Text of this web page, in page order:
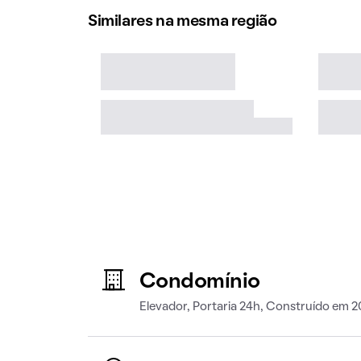
Similares na mesma região
Condomínio
Elevador, Portaria 24h, Construído em